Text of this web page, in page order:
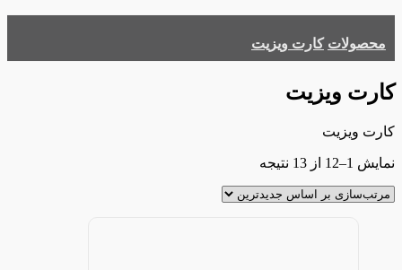
محصولات کارت ویزیت
کارت ویزیت
کارت ویزیت
نمایش 1–12 از 13 نتیجه
اساس